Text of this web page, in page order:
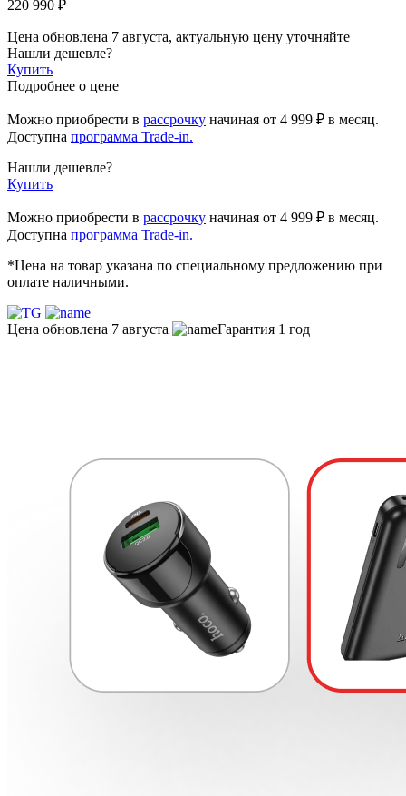
220 990 ₽
Цена обновлена 7 августа, актуальную цену уточняйте
Нашли дешевле?
Купить
Подробнее о цене
Можно приобрести в рассрочку начиная от 4 999 ₽ в месяц.
Доступна программа Trade-in.
Нашли дешевле?
Купить
Можно приобрести в рассрочку начиная от 4 999 ₽ в месяц.
Доступна программа Trade-in.
*Цена на товар указана по специальному предложению при
оплате наличными.
Цена обновлена 7 августа Гарантия 1 год